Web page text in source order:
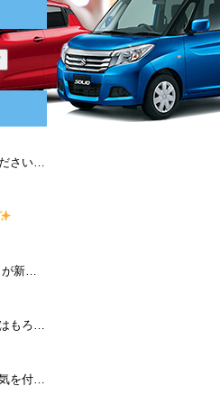
雪道の運転はお気を付けください( ˘ω˘ )
スズキ ソリオバンディットが新しくなって登場です
エヌズメイクのカーリースはもろコミで安心
冬のバッテリー上がり、お気を付けください